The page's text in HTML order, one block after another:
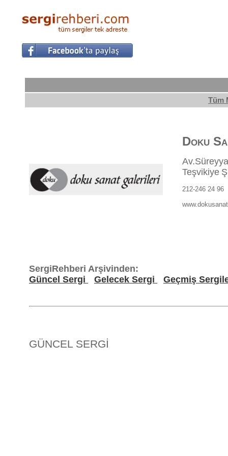
Tüm
Doku
Teşvikiye
212-246 24 96
SergiRehberi Arşivinden:
Güncel Sergi
Gelecek Sergi Geçmiş
GÜNCEL SERGİ